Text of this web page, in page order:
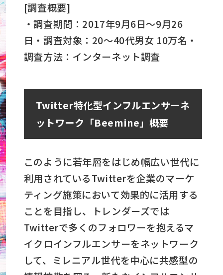
[調査概要]
・調査期間：2017年9月6日～9月26
日・調査対象：20～40代男女 10万名・
調査方法：インターネット調査
Twitter特化型インフルエンサーネ
ットワーク「Beemine」概要
このように若年層をはじめ幅広い世代に
利用されているTwitterを企業のマーケ
ティング施策において効果的に活用する
ことを目指し、トレンダーズでは
Twitterで多くのフォロワーを抱えるマ
イクロインフルエンサーをネットワーク
して、ミレニアル世代を中心に共感型の